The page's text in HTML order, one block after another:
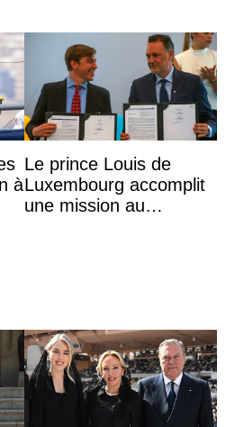
à
Le prince Louis de
Luxembourg accomplit
une mission au